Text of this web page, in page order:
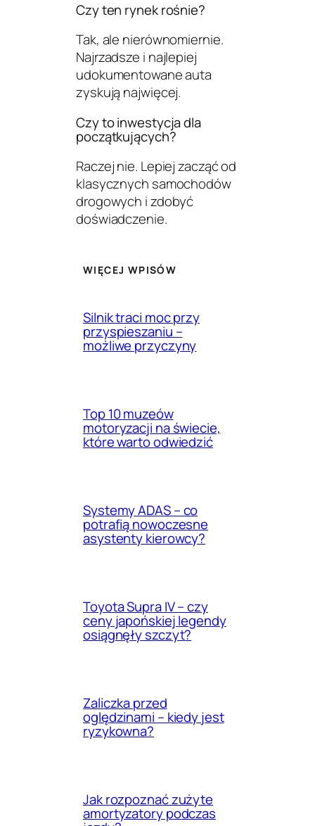
Czy ten rynek rośnie?
Tak, ale nierównomiernie.
Najrzadsze i najlepiej
udokumentowane auta
zyskują najwięcej.
Czy to inwestycja dla
początkujących?
Raczej nie. Lepiej zacząć od
klasycznych samochodów
drogowych i zdobyć
doświadczenie.
WIĘCEJ WPISÓW
Silnik traci moc przy
przyspieszaniu –
możliwe przyczyny
Top 10 muzeów
motoryzacji na świecie,
które warto odwiedzić
Systemy ADAS – co
potrafią nowoczesne
asystenty kierowcy?
Toyota Supra IV – czy
ceny japońskiej legendy
osiągnęły szczyt?
Zaliczka przed
oględzinami – kiedy jest
ryzykowna?
Jak rozpoznać zużyte
amortyzatory podczas